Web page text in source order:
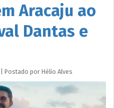
Aracaju ao
Dantas e
Postado por Hélio Alves